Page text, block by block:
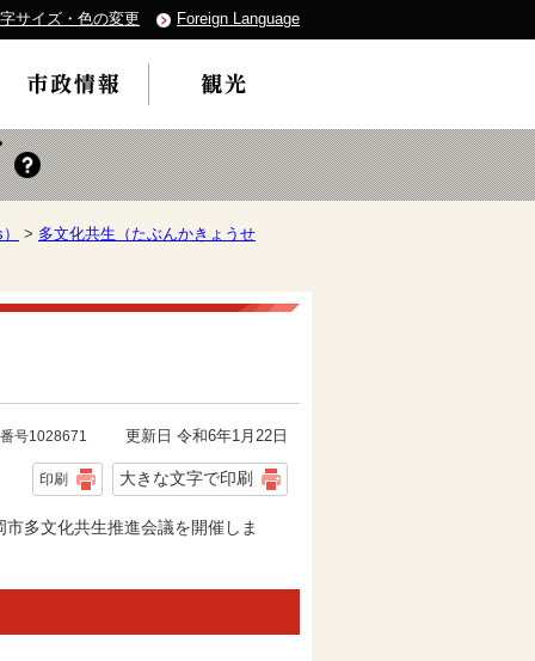
サイズ・色の変更 Foreign Language
> 多文化共生（たぶんかきょうせ
号1028671 更新日 令和6年1月22日
印刷 大きな文字で印刷
多文化共生推進会議を開催しま